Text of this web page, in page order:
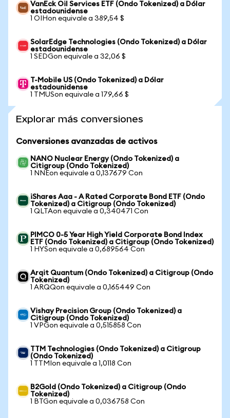
VanEck Oil Services ETF (Ondo Tokenized) a Dólar
estadounidense
1 OIHon equivale a 389,54 $
SolarEdge Technologies (Ondo Tokenized) a Dólar
estadounidense
1 SEDGon equivale a 32,06 $
T-Mobile US (Ondo Tokenized) a Dólar
estadounidense
1 TMUSon equivale a 179,66 $
Explorar más conversiones
Conversiones avanzadas de activos
NANO Nuclear Energy (Ondo Tokenized) a
Citigroup (Ondo Tokenized)
1 NNEon equivale a 0,137679 Con
iShares Aaa - A Rated Corporate Bond ETF (Ondo
Tokenized) a Citigroup (Ondo Tokenized)
1 QLTAon equivale a 0,340471 Con
PIMCO 0-5 Year High Yield Corporate Bond Index
ETF (Ondo Tokenized) a Citigroup (Ondo Tokenized)
1 HYSon equivale a 0,689564 Con
Arqit Quantum (Ondo Tokenized) a Citigroup (Ondo
Tokenized)
1 ARQQon equivale a 0,165449 Con
Vishay Precision Group (Ondo Tokenized) a
Citigroup (Ondo Tokenized)
1 VPGon equivale a 0,515858 Con
TTM Technologies (Ondo Tokenized) a Citigroup
(Ondo Tokenized)
1 TTMIon equivale a 1,0118 Con
B2Gold (Ondo Tokenized) a Citigroup (Ondo
Tokenized)
1 BTGon equivale a 0,036758 Con